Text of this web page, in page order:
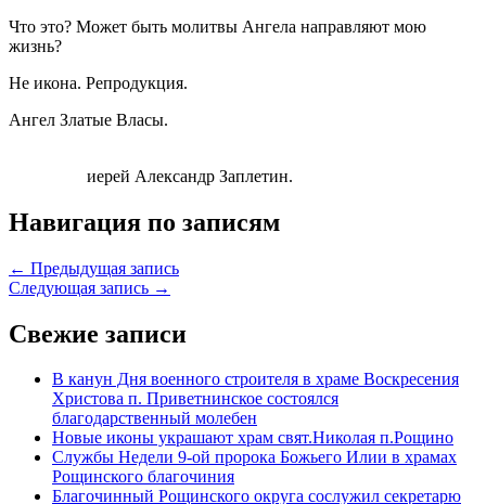
Что это? Может быть молитвы Ангела направляют мою
жизнь?
Не икона. Репродукция.
Ангел Златые Власы.
иерей Александр Заплетин.
Навигация по записям
← Предыдущая запись
Следующая запись →
Свежие записи
В канун Дня военного строителя в храме Воскресения
Христова п. Приветнинское состоялся
благодарственный молебен
Новые иконы украшают храм свят.Николая п.Рощино
Службы Недели 9-ой пророка Божьего Илии в храмах
Рощинского благочиния
Благочинный Рощинского округа сослужил секретарю